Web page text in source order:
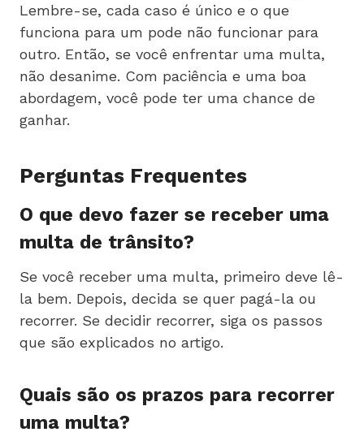
Lembre-se, cada caso é único e o que
funciona para um pode não funcionar para
outro. Então, se você enfrentar uma multa,
não desanime. Com paciência e uma boa
abordagem, você pode ter uma chance de
ganhar.
Perguntas Frequentes
O que devo fazer se receber uma
multa de trânsito?
Se você receber uma multa, primeiro deve lê-
la bem. Depois, decida se quer pagá-la ou
recorrer. Se decidir recorrer, siga os passos
que são explicados no artigo.
Quais são os prazos para recorrer
uma multa?